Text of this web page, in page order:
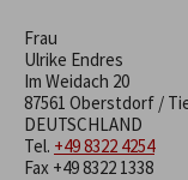
Frau
Ulrike Endres
Im Weidach 20
87561 Oberstdorf /
DEUTSCHLAND
Tel. +49 8322 4254
Fax +49 8322 1338